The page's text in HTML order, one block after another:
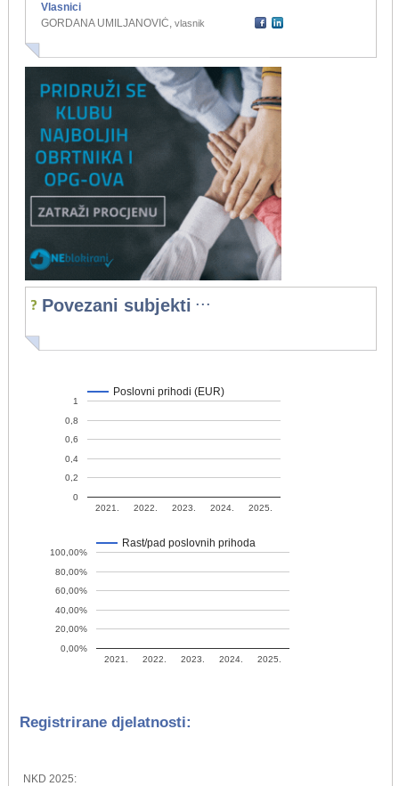
Vlasnici
GORDANA UMILJANOVIĆ, vlasnik
Povezani subjekti ...
Poslovni prihodi (EUR)
2021. 2022. 2023. 2024. 2025.
0
0,2
0,4
0,6
0,8
1
Rast/pad poslovnih prihoda
2021. 2022. 2023. 2024. 2025.
0,00%
20,00%
40,00%
60,00%
80,00%
100,00%
Registrirane djelatnosti:
NKD 2025: